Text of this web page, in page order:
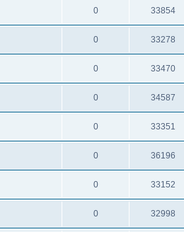
0 33854
0 33278
0 33470
0 34587
0 33351
0 36196
0 33152
0 32998